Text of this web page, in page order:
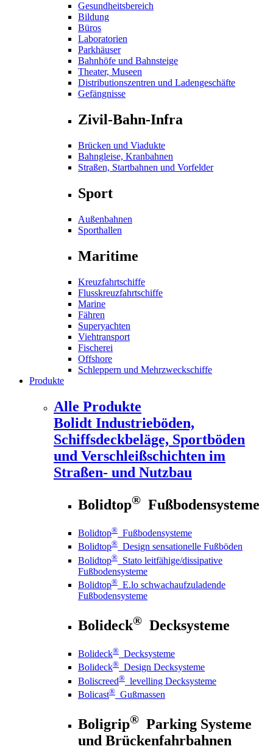
Gesundheitsbereich
Bildung
Büros
Laboratorien
Parkhäuser
Bahnhöfe und Bahnsteige
Theater, Museen
Distributionszentren und Ladengeschäfte
Gefängnisse
Zivil-Bahn-Infra
Brücken und Viadukte
Bahngleise, Kranbahnen
Straßen, Startbahnen und Vorfelder
Sport
Außenbahnen
Sporthallen
Maritime
Kreuzfahrtschiffe
Flusskreuzfahrtschiffe
Marine
Fähren
Superyachten
Viehtransport
Fischerei
Offshore
Schleppern und Mehrzweckschiffe
Produkte
Alle Produkte
Bolidt Industrieböden,
Schiffsdeckbeläge, Sportböden
und Verschleißschichten im
Straßen- und Nutzbau
Bolidtop® Fußbodensysteme
Bolidtop® Fußbodensysteme
Bolidtop® Design sensationelle Fußböden
Bolidtop® Stato leitfähige/dissipative
Fußbodensysteme
Bolidtop® E.lo schwachaufzuladende
Fußbodensysteme
Bolideck® Decksysteme
Bolideck® Decksysteme
Bolideck® Design Decksysteme
Boliscreed® levelling Decksysteme
Bolicast® Gußmassen
Boligrip® Parking Systeme
und Brückenfahrbahnen